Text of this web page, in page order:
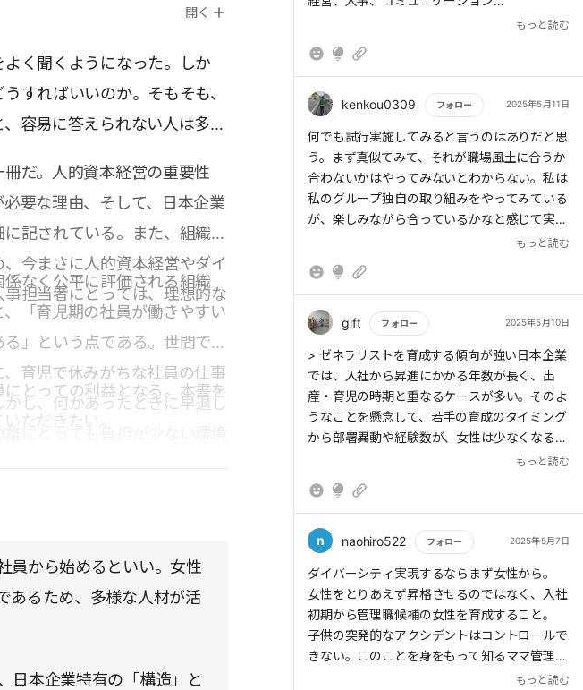
開く
よく聞くようになった。しか
すればいいのか。そもそも、
容易に答えられない人は多い
だ。人的資本経営の重要性
要な理由、そして、日本企業
記されている。また、組織で
今まさに人的資本経営やダイ
担当者にとっては、理想的な
なく公平に評価される組織
「育児期の社員が働きやすい
」という点である。世間では
育児で休みがちな社員の仕事
し、何かあったときに早退し
とっての利益となる。本書を
ただきたい。
員から始めるといい。女性
あるため、多様な人材が活
日本企業特有の「構造」と
ョン(DEI)
的な病気に対応できたりするような環境は、誰
や評価制度があるということにつながる。
女性の背中は3回押す
もっと読む
kenkou0309 フォロー 2025年5月11日
もっと読む
何でも試行実施してみると言うのはありだと思
う。まず真似てみて、それが職場風土に合うか
合わないかはやってみないとわからない。私は
私のグループ独自の取り組みをやってみている
が、楽しみながら合っているかなと感じて実施
もっと読む
gift フォロー 2025年5月10日
もっと読む
> ゼネラリストを育成する傾向が強い日本企業
では、入社から昇進にかかる年数が長く、出
産・育児の時期と重なるケースが多い。そのよ
うなことを懸念して、若手の育成のタイミング
から部署異動や経験数が、女性は少なくなる傾
もっと読む
n naohiro522 フォロー 2025年5月7日
もっと読む
ダイバーシティ実現するならまず女性から。
女性をとりあえず昇格させるのではなく、入社
初期から管理職候補の女性を育成すること。
子供の突発的なアクシデントはコントロールで
きない。このことを身をもって知るママ管理職
が増えていくことで女性が安心して働く環境整
もっと読む